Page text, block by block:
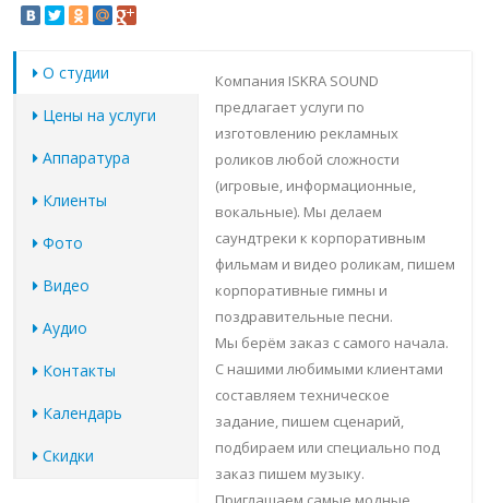
О студии
Цены на услуги
Аппаратура
Клиенты
Фото
Видео
Аудио
Контакты
Календарь
Скидки
Компания ISKRA SOUND
предлагает услуги по
изготовлению рекламных
роликов любой сложности
(игровые, информационные,
вокальные). Мы делаем
саундтреки к корпоративным
фильмам и видео роликам, пишем
корпоративные гимны и
поздравительные песни.
Мы берём заказ с самого начала.
С нашими любимыми клиентами
составляем техническое
задание, пишем сценарий,
подбираем или специально под
заказ пишем музыку.